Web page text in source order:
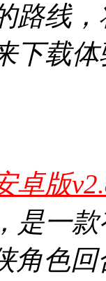
路线
下载
卓版
是一
角色